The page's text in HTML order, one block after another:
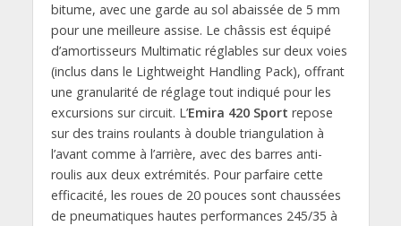
bitume, avec une garde au sol abaissée de 5 mm
pour une meilleure assise. Le châssis est équipé
d’amortisseurs Multimatic réglables sur deux voies
(inclus dans le Lightweight Handling Pack), offrant
une granularité de réglage tout indiqué pour les
excursions sur circuit. L’Emira 420 Sport repose
sur des trains roulants à double triangulation à
l’avant comme à l’arrière, avec des barres anti-
roulis aux deux extrémités. Pour parfaire cette
efficacité, les roues de 20 pouces sont chaussées
de pneumatiques hautes performances 245/35 à